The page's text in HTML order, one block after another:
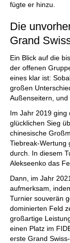
fügte er hinzu.
Die
Grand
Ein Blick auf die
der offenen
eines klar ist:
großen
Außenseitern, und
Im Jahr 2019 ging
glücklichen Sieg
chinesische
Tiebreak-Wertung
durch. In diesem
Alekseenko das
Dann, im Jahr
aufmerksam,
Turnier souverän
dominierten Feld
großartige
einen Platz im
erste Grand